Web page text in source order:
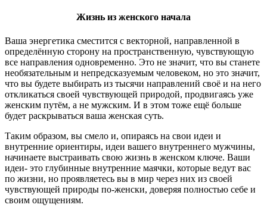
Жизнь из женского начала
Ваша энергетика сместится с векторной, направленной в
определённую сторону на пространственную, чувствующую
все направления одновременно. Это не значит, что вы станете
необязательным и непредсказуемым человеком, но это значит,
что вы будете выбирать из тысячи направлений своё и на него
откликаться своей чувствующей природой, продвигаясь уже
женским путём, а не мужским. И в этом тоже ещё больше
будет раскрываться ваша женская суть.
Таким образом, вы смело и, опираясь на свои идеи и
внутренние ориентиры, идеи вашего внутреннего мужчины,
начинаете выстраивать свою жизнь в женском ключе. Ваши
идеи- это глубинные внутренние маячки, которые ведут вас
по жизни, но проявляетесь вы в мир через них из своей
чувствующей природы по-женски, доверяя полностью себе и
своим ощущениям.